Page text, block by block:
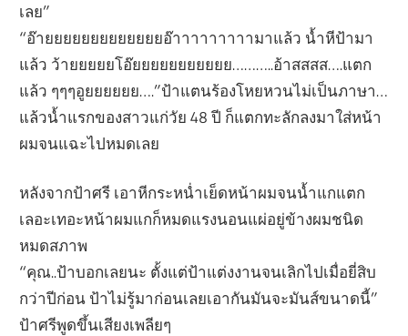
เลย”
“อ๊ายยยยยยยยยยยยยอ๊าาาาาาาาามาแล้ว น้ำหีป้ามา
แล้ว ว้ายยยยยโอ๊ยยยยยยยยยยย………..อ้าสสสส….แตก
แล้ว ๆๆๆอูยยยยยย….”ป้าแตนร้องโหยหวนไม่เป็นภาษา…
แล้วน้ำแรกของสาวแก่วัย 48 ปี ก็แตกทะลักลงมาใส่หน้า
ผมจนแฉะไปหมดเลย
หลังจากป้าศรี เอาหีกระหน่ำเย็ดหน้าผมจนน้ำแกแตก
เลอะเทอะหน้าผมแกก็หมดแรงนอนแผ่อยู่ข้างผมชนิด
หมดสภาพ
“คุณ..ป้าบอกเลยนะ ตั้งแต่ป้าแต่งงานจนเลิกไปเมื่อยี่สิบ
กว่าปีก่อน ป้าไม่รู้มาก่อนเลยเอากันมันจะมันส์ขนาดนี้”
ป้าศรีพูดขึ้นเสียงเพลียๆ